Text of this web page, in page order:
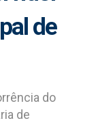
de
do
de